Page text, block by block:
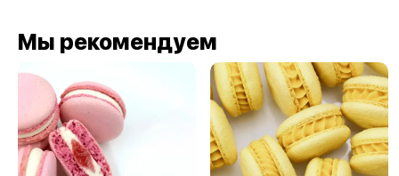
Мы рекомендуем